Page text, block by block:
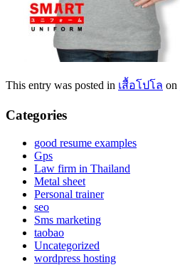
This entry was posted in เสื้อโปโล on
Categories
good resume examples
Gps
Law firm in Thailand
Metal sheet
Personal trainer
seo
Sms marketing
taobao
Uncategorized
wordpress hosting